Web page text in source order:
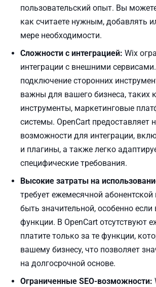
пользовательский опыт. Вы
как считаете нужным, добавлять
мере необходимости.
Сложности с интеграцией: Wix
интеграции с внешними
подключение сторонних
важны для вашего бизнеса, таких
инструменты, маркетинговые
системы. OpenCart предоставляет
возможности для интеграции,
и плагины, а также легко
специфические требования.
Высокие затраты на
требует ежемесячной
быть значительной, особенно
функции. В OpenCart отсутствуют
платите только за те функции,
вашему бизнесу, что позволяет
на долгосрочной основе.
Ограниченные SEO-возможности: